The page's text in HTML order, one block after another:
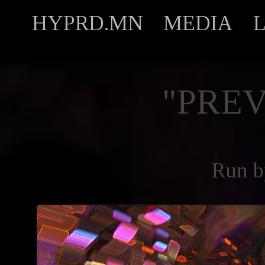
HYPRD.MN MEDIA
Run